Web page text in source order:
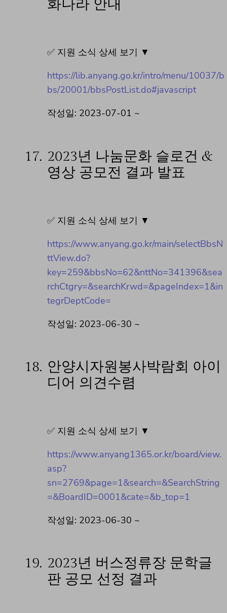
화나라 안내
✅ 지원 소식 상세 보기 ▼
https://lib.anyang.go.kr/intro/menu/10037/b
bs/20001/bbsPostList.do#javascript
작성일: 2023-07-01 ~
17. 2023년 나눔문화 슬로건 &
영상 공모전 결과 발표
✅ 지원 소식 상세 보기 ▼
https://www.anyang.go.kr/main/selectBbsN
ttView.do?
key=259&bbsNo=62&nttNo=341396&sea
rchCtgry=&searchKrwd=&pageIndex=1&in
tegrDeptCode=
작성일: 2023-06-30 ~
18. 안양시자원봉사박람회 아이
디어 의견수렴
✅ 지원 소식 상세 보기 ▼
https://www.anyang1365.or.kr/board/view.
asp?
sn=2769&page=1&search=&SearchString
=&BoardID=0001&cate=&b_top=1
작성일: 2023-06-30 ~
19. 2023년 버스정류장 문학글
판 공모 선정 결과